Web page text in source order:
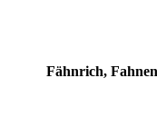
Fähnrich,